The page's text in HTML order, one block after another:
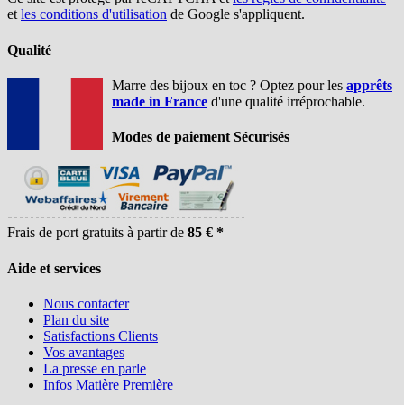
etles conditions d'utilisation de Google s'appliquent.
Qualité
Marre des bijoux en toc ? Optez pour les apprêts
made in France d'une qualité irréprochable.
Modes de paiement Sécurisés
Frais de port gratuits à partir de 85 € *
Aide et services
Nous contacter
Plan du site
Satisfactions Clients
Vos avantages
La presse en parle
Infos Matière Première